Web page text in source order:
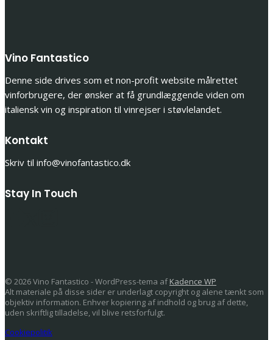
Vino Fantastico
Denne side drives som et non-profit website målrettet
vinforbrugere, der ønsker at få grundlæggende viden om
italiensk vin og inspiration til vinrejser i støvlelandet.
Kontakt
Skriv til info@vinofantastico.dk
Stay In Touch
© 2026 Vino Fantastico - WordPress-tema afKadence WP
Alt materiale på disse sider er underlagt copyright og alene tænkt som
objektiv information. Enhver kopiering af indhold og brug af dette,
uden skriftlig tilladelse, vil blive retsforfulgt.
Cookiepolitik